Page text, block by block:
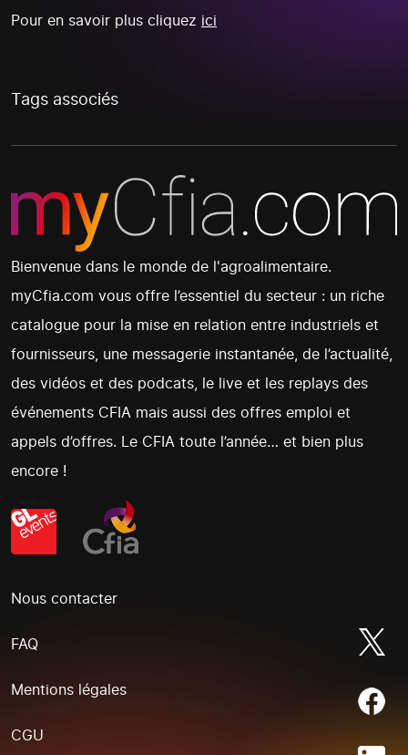
Pour en savoir plus cliquez ici
Tags associés
Bienvenue dans le monde de l'agroalimentaire.
myCfia.com vous offre l’essentiel du secteur : un riche
catalogue pour la mise en relation entre industriels et
fournisseurs, une messagerie instantanée, de l’actualité,
des vidéos et des podcats, le live et les replays des
événements CFIA mais aussi des offres emploi et
appels d’offres. Le CFIA toute l’année… et bien plus
encore !
Nous contacter
FAQ
Mentions légales
CGU